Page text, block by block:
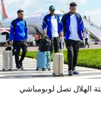
الهلال تصل لوبومباشي